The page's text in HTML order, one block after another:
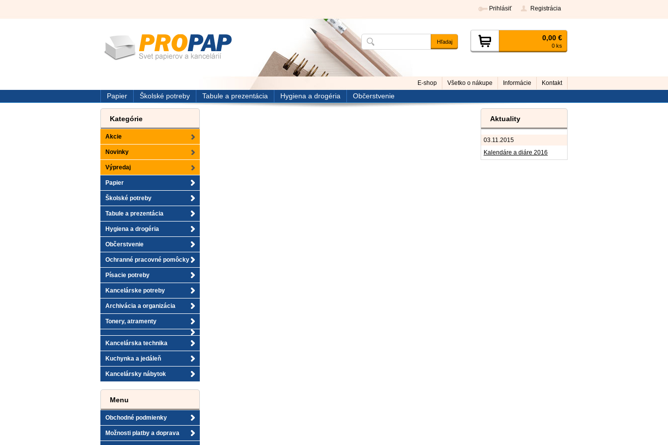
Prihlásiť Registrácia
0,00 €
0 ks
Kategórie
Akcie
Novinky
Výpredaj
Papier
Školské potreby
Tabule a prezentácia
Hygiena a drogéria
Občerstvenie
Ochranné pracovné pomôcky
Písacie potreby
Kancelárske potreby
Archivácia a organizácia
Tonery, atramenty
Kancelárska technika
Kuchynka a jedáleň
Kancelársky nábytok
Menu
Obchodné podmienky
Možnosti platby a doprava
Aktuality
03.11.2015
Kalendáre a diáre 2016
Papier Školské potreby Tabule a prezentácia Hygiena a drogéria Občerstvenie
E-shop Všetko o nákupe Informácie Kontakt